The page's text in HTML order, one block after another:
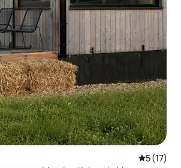
Vidutinis
5 (17)